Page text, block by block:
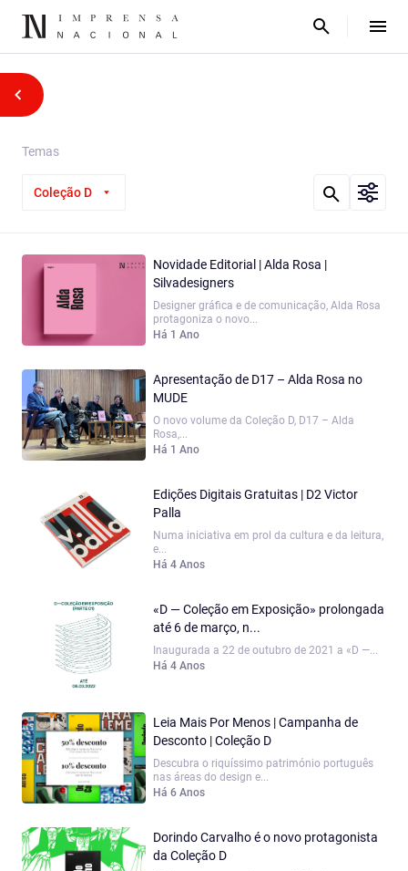
Temas
Coleção D
Novidade Editorial | Alda Rosa |
Silvadesigners
Designer gráfica e de comunicação, Alda Rosa
protagoniza o novo...
Há 1 Ano
Apresentação de D17 – Alda Rosa no
MUDE
O novo volume da Coleção D, D17 – Alda
Rosa,...
Há 1 Ano
Edições Digitais Gratuitas | D2 Victor
Palla
Numa iniciativa em prol da cultura e da leitura,
e...
Há 4 Anos
«D — Coleção em Exposição» prolongada
até 6 de março, n...
Inaugurada a 22 de outubro de 2021 a «D —...
Há 4 Anos
Leia Mais Por Menos | Campanha de
Desconto | Coleção D
Descubra o riquíssimo património português
nas áreas do design e...
Há 6 Anos
Dorindo Carvalho é o novo protagonista
da Coleção D